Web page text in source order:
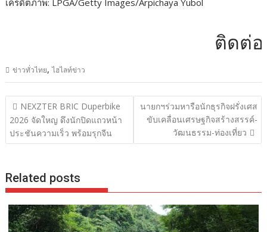
ติดต่อโฆ
ข่าวทั่วไทย,ไฮไลท์ข่าว
แนะแนว
เรื่อง
NEXZTER BRIC Duperbike
2026 จัดใหญ ดึงนักปิดแถวหน้า
ประชันความเร็ว พร้อมรุกจีน
นายกฯร่วมหารือนักธุรกิจฝรั่งเศส
ขับเคลื่อนเศรษฐกิจสร้างสรรค์-
วัฒนธรรม-ท่องเที่ยว
Related posts